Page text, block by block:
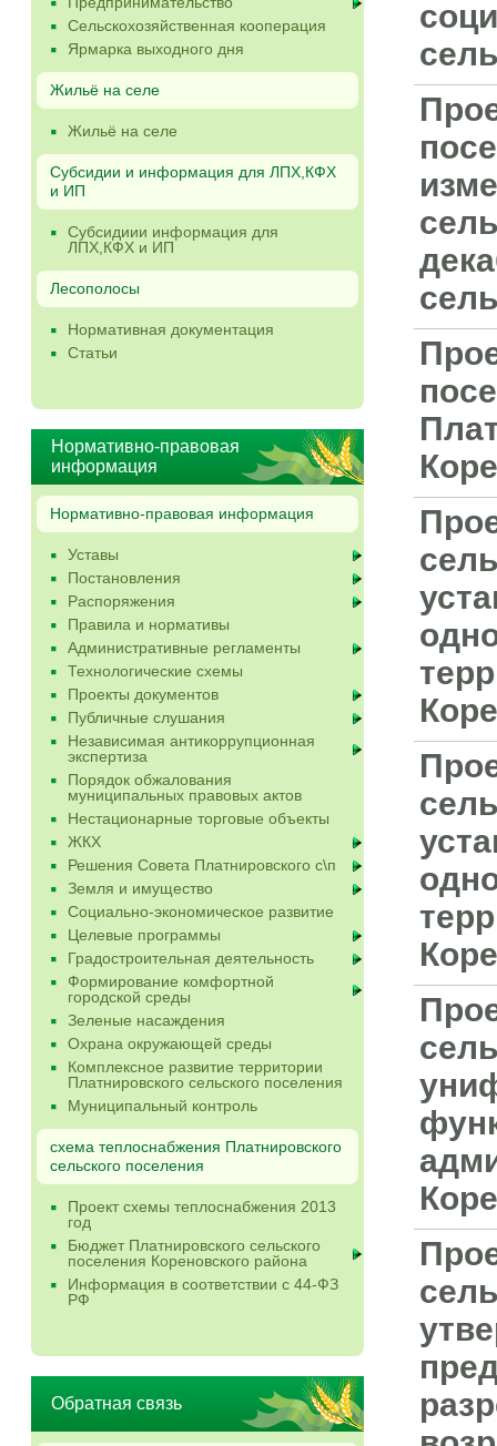
Сельскохозяйственная кооперация
Ярмарка выходного дня
Жильё на селе
Жильё на селе
Субсидии и информация для ЛПХ,КФХ
и ИП
Субсидиии информация для
ЛПХ,КФХ и ИП
Лесополосы
Нормативная документация
Статьи
Нормативно-правовая
информация
Нормативно-правовая информация
Уставы
Постановления
Распоряжения
Правила и нормативы
Административные регламенты
Технологические схемы
Проекты документов
Публичные слушания
Независимая антикоррупционная
экспертиза
Порядок обжалования
муниципальных правовых актов
Нестационарные торговые объекты
ЖКХ
Решения Совета Платнировского с\п
Земля и имущество
Социально-экономическое развитие
Целевые программы
Градостроительная деятельность
Формирование комфортной
городской среды
Зеленые насаждения
Охрана окружающей среды
Комплексное развитие территории
Платнировского сельского поселения
Муниципальный контроль
схема теплоснабжения Платнировского
сельского поселения
Проект схемы теплоснабжения 2013
год
Бюджет Платнировского сельского
поселения Кореновского района
Информация в соответствии с 44-ФЗ
РФ
Обратная связь